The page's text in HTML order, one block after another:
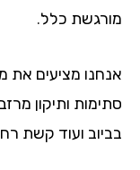
כלל.
מציעים את מיטב
ותיקון מרזבים,
ועוד קשת רחבה